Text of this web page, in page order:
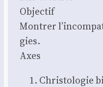
Objec­tif
Mon­trer
gies.
Axes
Chris­to­lo­gie